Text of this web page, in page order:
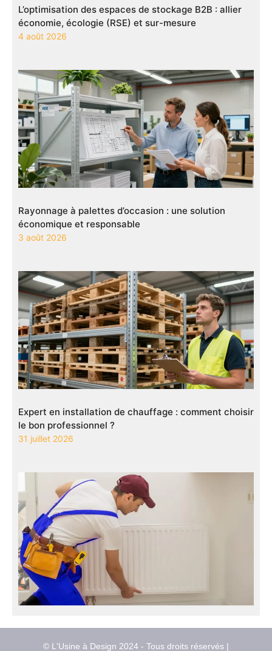
L’optimisation des espaces de stockage B2B : allier
économie, écologie (RSE) et sur-mesure
4 août 2026
Rayonnage à palettes d’occasion : une solution
économique et responsable
3 août 2026
Expert en installation de chauffage : comment choisir
le bon professionnel ?
31 juillet 2026
© L'Usine à Design 2024 - Tous droits réservés |